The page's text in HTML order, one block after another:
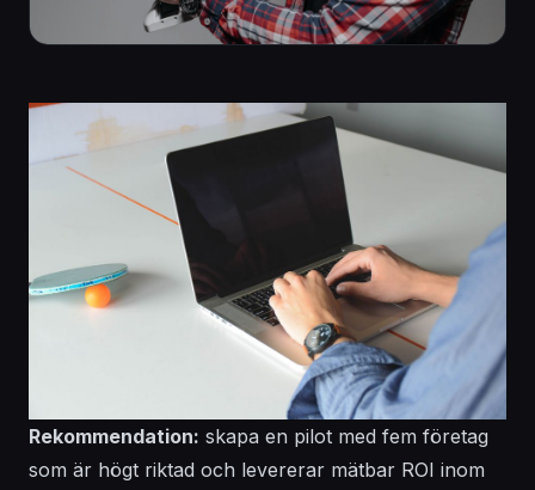
Rekommendation: skapa en pilot med fem företag
som är högt riktad och levererar mätbar ROI inom